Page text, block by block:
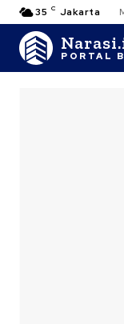
35 C Jakarta
PORTAL